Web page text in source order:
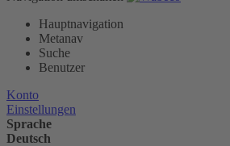
Hauptnavigation
Metanav
Suche
Benutzer
Konto
Einstellungen
Sprache
Deutsch